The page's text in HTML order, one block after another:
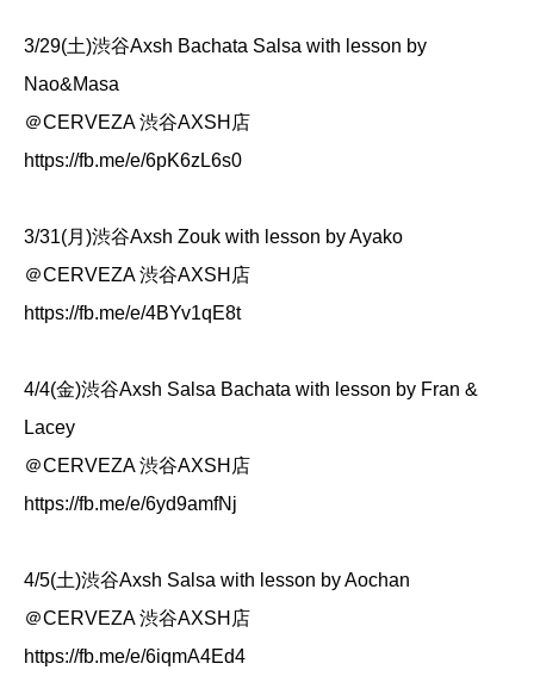
3/29(土)渋谷Axsh Bachata Salsa with lesson by
Nao&Masa
＠CERVEZA 渋谷AXSH店
https://fb.me/e/6pK6zL6s0
3/31(月)渋谷Axsh Zouk with lesson by Ayako
＠CERVEZA 渋谷AXSH店
https://fb.me/e/4BYv1qE8t
4/4(金)渋谷Axsh Salsa Bachata with lesson by Fran &
Lacey
＠CERVEZA 渋谷AXSH店
https://fb.me/e/6yd9amfNj
4/5(土)渋谷Axsh Salsa with lesson by Aochan
＠CERVEZA 渋谷AXSH店
https://fb.me/e/6iqmA4Ed4